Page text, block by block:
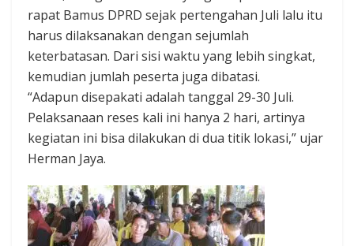
rapat Bamus DPRD sejak pertengahan Juli lalu itu
harus dilaksanakan dengan sejumlah
keterbatasan. Dari sisi waktu yang lebih singkat,
kemudian jumlah peserta juga dibatasi.
“Adapun disepakati adalah tanggal 29-30 Juli.
Pelaksanaan reses kali ini hanya 2 hari, artinya
kegiatan ini bisa dilakukan di dua titik lokasi,” ujar
Herman Jaya.